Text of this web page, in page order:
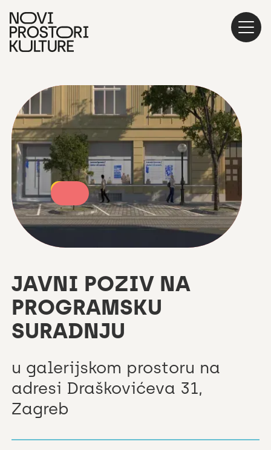
JAVNI POZIV NA
PROGRAMSKU
SURADNJU
u galerijskom prostoru na
adresi Draškovićeva 31,
Zagreb